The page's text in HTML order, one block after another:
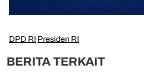
DPD RI Presiden RI
BERITA TERKAIT